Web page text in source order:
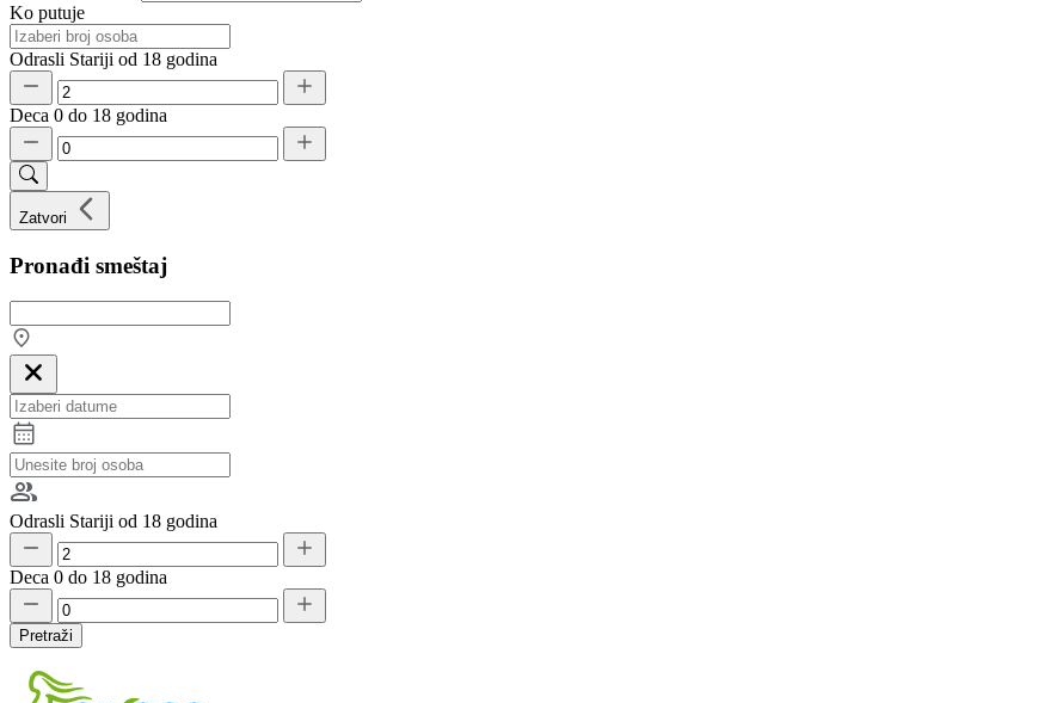
Ko putuje
Odrasli Stariji od 18 godina
Deca 0 do 18 godina
Zatvori
Pronađi smeštaj
Odrasli Stariji od 18 godina
Deca 0 do 18 godina
Pretraži